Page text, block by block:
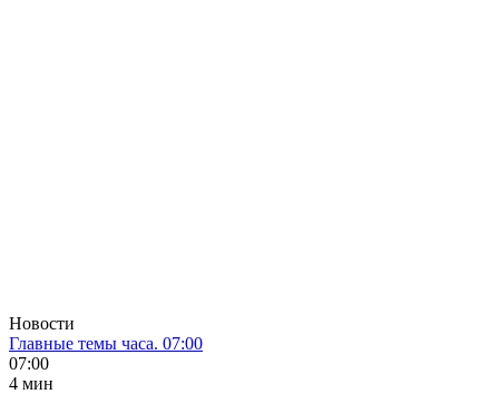
Новости
Главные темы часа. 07:00
07:00
4 мин